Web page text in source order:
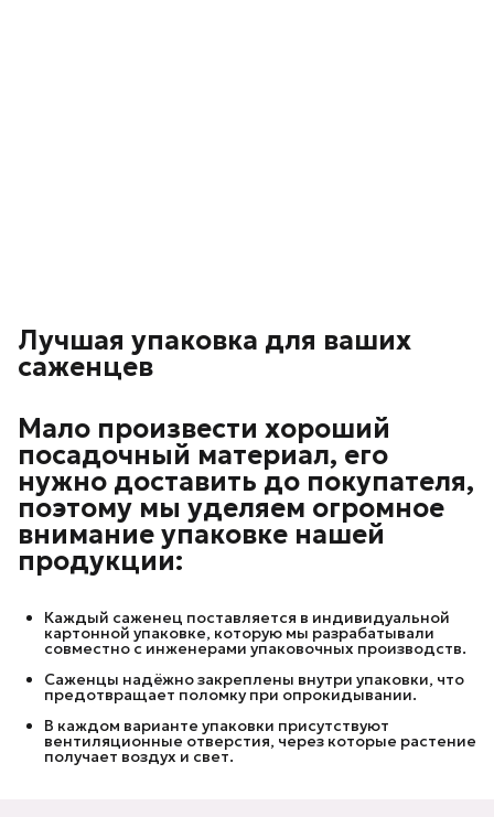
Лучшая упаковка для ваших
саженцев
Мало произвести хороший
посадочный материал, его
нужно доставить до покупателя,
поэтому мы уделяем огромное
внимание упаковке нашей
продукции:
Каждый саженец поставляется в индивидуальной
картонной упаковке, которую мы разрабатывали
совместно с инженерами упаковочных производств.
Саженцы надёжно закреплены внутри упаковки, что
предотвращает поломку при опрокидывании.
В каждом варианте упаковки присутствуют
вентиляционные отверстия, через которые растение
получает воздух и свет.